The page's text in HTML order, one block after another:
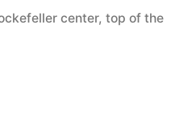
center,top of the